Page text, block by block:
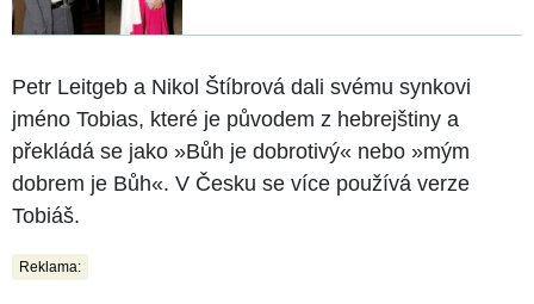
Petr Leitgeb a Nikol Štíbrová dali svému synkovi
jméno Tobias, které je původem z hebrejštiny a
překládá se jako »Bůh je dobrotivý« nebo »mým
dobrem je Bůh«. V Česku se více používá verze
Tobiáš.
Reklama: